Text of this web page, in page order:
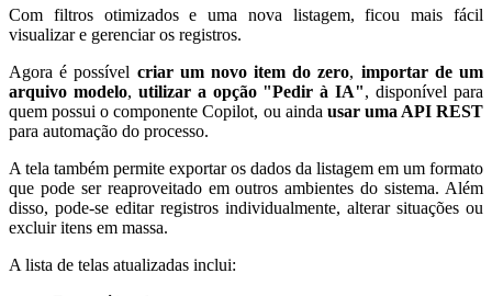
Com filtros otimizados e uma nova listagem, ficou mais fácil
visualizar e gerenciar os registros.
Agora é possível criar um novo item do zero, importar de um
arquivo modelo, utilizar a opção "Pedir à IA", disponível para
quem possui o componente Copilot, ou ainda usar uma API REST
para automação do processo.
A tela também permite exportar os dados da listagem em um formato
que pode ser reaproveitado em outros ambientes do sistema. Além
disso, pode-se editar registros individualmente, alterar situações ou
excluir itens em massa.
A lista de telas atualizadas inclui: